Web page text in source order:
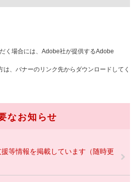
く場合には、Adobe社が提供するAdobe
、バナーのリンク先からダウンロードしてく
なお知らせ
等情報を掲載しています（随時更